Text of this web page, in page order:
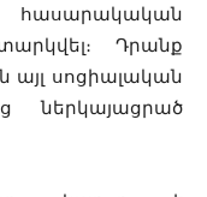
Դրանք
այլ սոցիալական
ներկայացրած